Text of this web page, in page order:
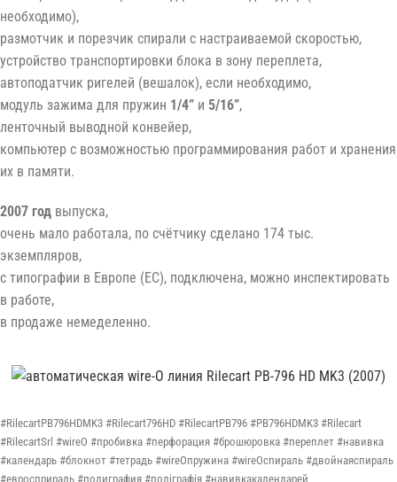
необходимо),
размотчик и порезчик спирали с настраиваемой скоростью,
устройство транспортировки блока в зону переплета,
автоподатчик ригелей (вешалок), если необходимо,
модуль зажима для пружин 1/4” и 5/16”,
ленточный выводной конвейер,
компьютер с возможностью программирования работ и хранения
их в памяти.
2007 год выпуска,
очень мало работала, по счётчику сделано 174 тыс.
экземпляров,
с типографии в Европе (ЕС), подключена, можно инспектировать
в работе,
в продаже немеделенно.
#RilecartPB796HDMK3 #Rilecart796HD #RilecartPB796 #PB796HDMK3 #Rilecart
#RilecartSrl #wireO #пробивка #перфорация #брошюровка #переплет #навивка
#календарь #блокнот #тетрадь #wireOпружина #wireOспираль #двойнаяспираль
#евросприраль #полиграфия #поліграфія #навивкакалендарей